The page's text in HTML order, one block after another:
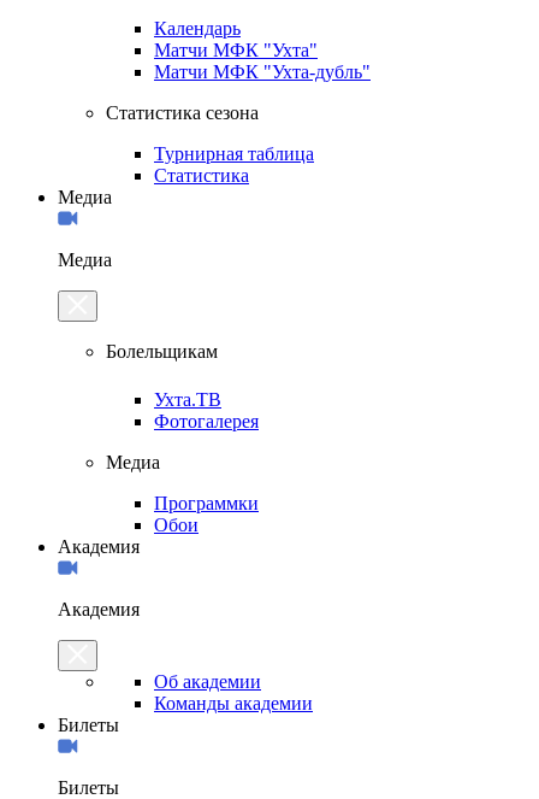
Календарь
Матчи МФК "Ухта"
Матчи МФК "Ухта-дубль"
Статистика сезона
Турнирная таблица
Статистика
Медиа
Медиа
Болельщикам
Ухта.ТВ
Фотогалерея
Медиа
Программки
Обои
Академия
Академия
Об академии
Команды академии
Билеты
Билеты